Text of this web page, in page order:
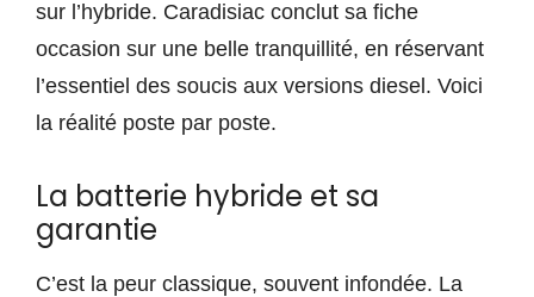
sur l’hybride. Caradisiac conclut sa fiche
occasion sur une belle tranquillité, en réservant
l’essentiel des soucis aux versions diesel. Voici
la réalité poste par poste.
La batterie hybride et sa
garantie
C’est la peur classique, souvent infondée. La